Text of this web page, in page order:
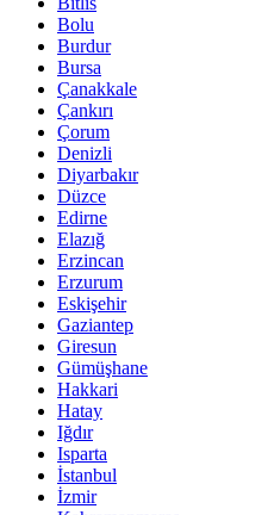
Bolu
Burdur
Bursa
Çanakkale
Çankırı
Çorum
Denizli
Diyarbakır
Düzce
Edirne
Elazığ
Erzincan
Erzurum
Eskişehir
Gaziantep
Giresun
Gümüşhane
Hakkari
Hatay
Iğdır
Isparta
İstanbul
İzmir